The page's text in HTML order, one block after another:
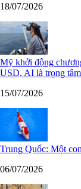
18/07/2026
Mỹ khởi động
USD, AI là trọng tâm
15/07/2026
Trung Quốc: Một
06/07/2026